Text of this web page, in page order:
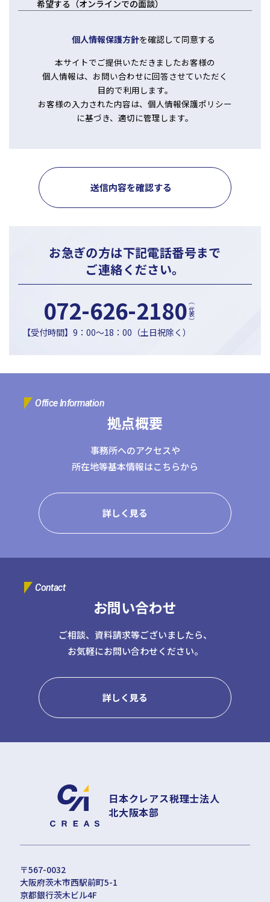
希望する（オンラインでの面談）
個人情報保護方針を確認して同意する
本サイトでご提供いただきましたお客様の
個人情報は、お問い合わせに回答させていただく
目的で利用します。
お客様の入力された内容は、個人情報保護ポリシー
に基づき、適切に管理します。
送信内容を確認する
お急ぎの方は下記電話番号まで
ご連絡ください。
072-626-2180（代表）
【受付時間】9：00〜18：00（土日祝除く）
Office Information
拠点概要
事務所へのアクセスや
所在地等基本情報はこちらから
詳しく見る
Contact
お問い合わせ
ご相談、資料請求等ございましたら、
お気軽にお問い合わせください。
詳しく見る
日本クレアス税理士法人
北大阪本部
〒567-0032
大阪府茨木市西駅前町5-1
京都銀行茨木ビル4F